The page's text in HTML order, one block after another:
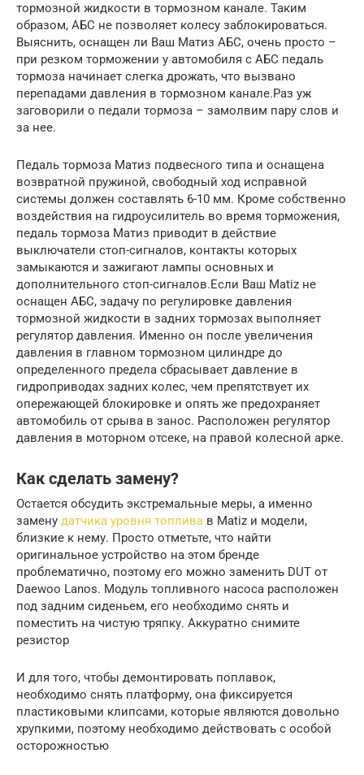
тормозной жидкости в тормозном канале. Таким
образом, АБС не позволяет колесу заблокироваться.
Выяснить, оснащен ли Ваш Матиз АБС, очень просто –
при резком торможении у автомобиля с АБС педаль
тормоза начинает слегка дрожать, что вызвано
перепадами давления в тормозном канале.Раз уж
заговорили о педали тормоза – замолвим пару слов и
за нее.
Педаль тормоза Матиз подвесного типа и оснащена
возвратной пружиной, свободный ход исправной
системы должен составлять 6-10 мм. Кроме собственно
воздействия на гидроусилитель во время торможения,
педаль тормоза Матиз приводит в действие
выключатели стоп-сигналов, контакты которых
замыкаются и зажигают лампы основных и
дополнительного стоп-сигналов.Если Ваш Matiz не
оснащен АБС, задачу по регулировке давления
тормозной жидкости в задних тормозах выполняет
регулятор давления. Именно он после увеличения
давления в главном тормозном цилиндре до
определенного предела сбрасывает давление в
гидроприводах задних колес, чем препятствует их
опережающей блокировке и опять же предохраняет
автомобиль от срыва в занос. Расположен регулятор
давления в моторном отсеке, на правой колесной арке.
Как сделать замену?
Остается обсудить экстремальные меры, а именно
замену датчика уровня топлива в Matiz и модели,
близкие к нему. Просто отметьте, что найти
оригинальное устройство на этом бренде
проблематично, поэтому его можно заменить DUT от
Daewoo Lanos. Модуль топливного насоса расположен
под задним сиденьем, его необходимо снять и
поместить на чистую тряпку. Аккуратно снимите
резистор
И для того, чтобы демонтировать поплавок,
необходимо снять платформу, она фиксируется
пластиковыми клипсами, которые являются довольно
хрупкими, поэтому необходимо действовать с особой
осторожностью